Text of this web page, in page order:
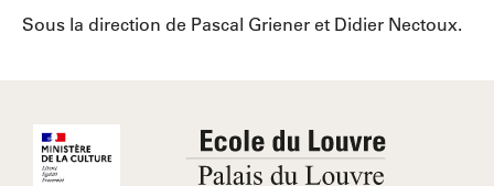
Sous la direction de Pascal Griener et Didier Nectoux.